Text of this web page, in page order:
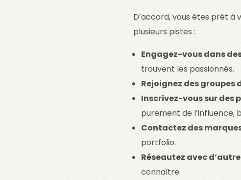
D’accord, vous êtes prêt à
plusieurs pistes :
Engagez-vous dans
trouvent les passionnés.
Rejoignez des groupes
Inscrivez-vous sur des
purement de l’influence,
Contactez des
portfolio.
Réseautez avec
connaître.